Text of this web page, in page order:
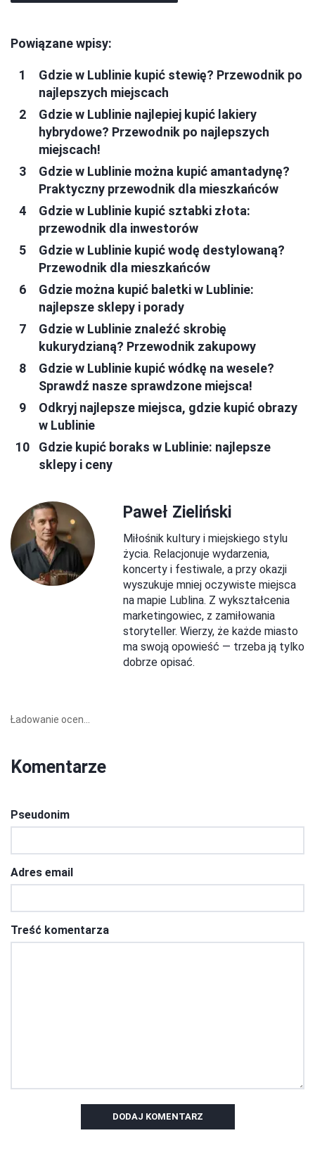
Powiązane wpisy:
Gdzie w Lublinie kupić stewię? Przewodnik po
najlepszych miejscach
Gdzie w Lublinie najlepiej kupić lakiery
hybrydowe? Przewodnik po najlepszych
miejscach!
Gdzie w Lublinie można kupić amantadynę?
Praktyczny przewodnik dla mieszkańców
Gdzie w Lublinie kupić sztabki złota:
przewodnik dla inwestorów
Gdzie w Lublinie kupić wodę destylowaną?
Przewodnik dla mieszkańców
Gdzie można kupić baletki w Lublinie:
najlepsze sklepy i porady
Gdzie w Lublinie znaleźć skrobię
kukurydzianą? Przewodnik zakupowy
Gdzie w Lublinie kupić wódkę na wesele?
Sprawdź nasze sprawdzone miejsca!
Odkryj najlepsze miejsca, gdzie kupić obrazy
w Lublinie
Gdzie kupić boraks w Lublinie: najlepsze
sklepy i ceny
Paweł Zieliński
Miłośnik kultury i miejskiego stylu
życia. Relacjonuje wydarzenia,
koncerty i festiwale, a przy okazji
wyszukuje mniej oczywiste miejsca
na mapie Lublina. Z wykształcenia
marketingowiec, z zamiłowania
storyteller. Wierzy, że każde miasto
ma swoją opowieść — trzeba ją tylko
dobrze opisać.
Ładowanie ocen...
Komentarze
Pseudonim
Adres email
Treść komentarza
DODAJ KOMENTARZ